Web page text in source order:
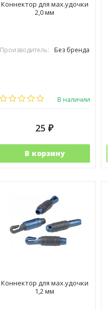
Коннектор для мах.удочки
2,0 мм
Производитель: Без бренда
В наличии
25 ₽
В корзину
Коннектор для мах.удочки
1,2 мм